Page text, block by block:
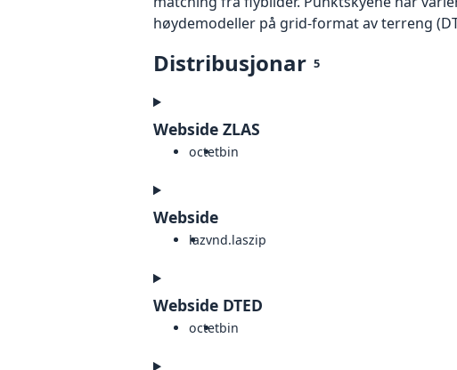
høydemodeller på grid-format av terreng
Distribusjonar 5
Webside ZLAS
octetbin
Webside
lazvnd.laszip
Webside DTED
octetbin